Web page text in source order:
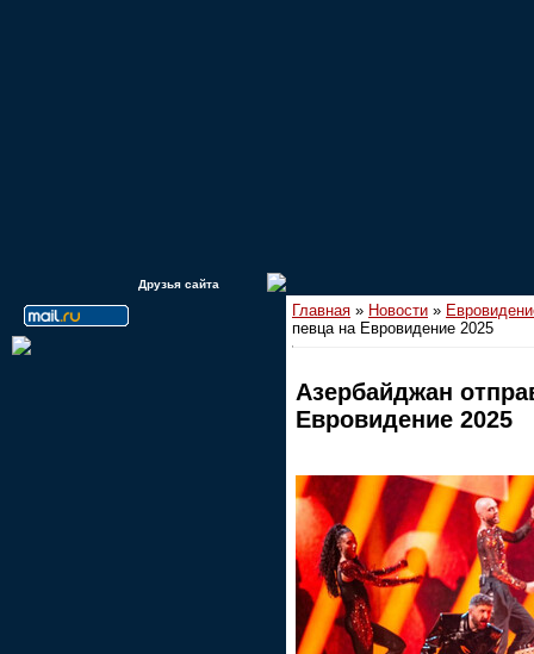
Друзья сайта
Главная » Новости »
певца на Евровидение 2025
Азербайджан
Евровидение 2025